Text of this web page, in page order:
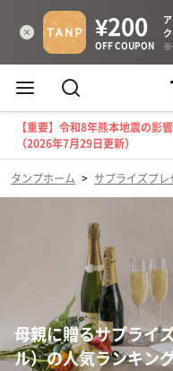
【重要】令和8年熊本地震の影
（2026年7月29日更新）
タンプホーム > サプライズプレ
母親に贈るサプライ
ル）の人気ランキン